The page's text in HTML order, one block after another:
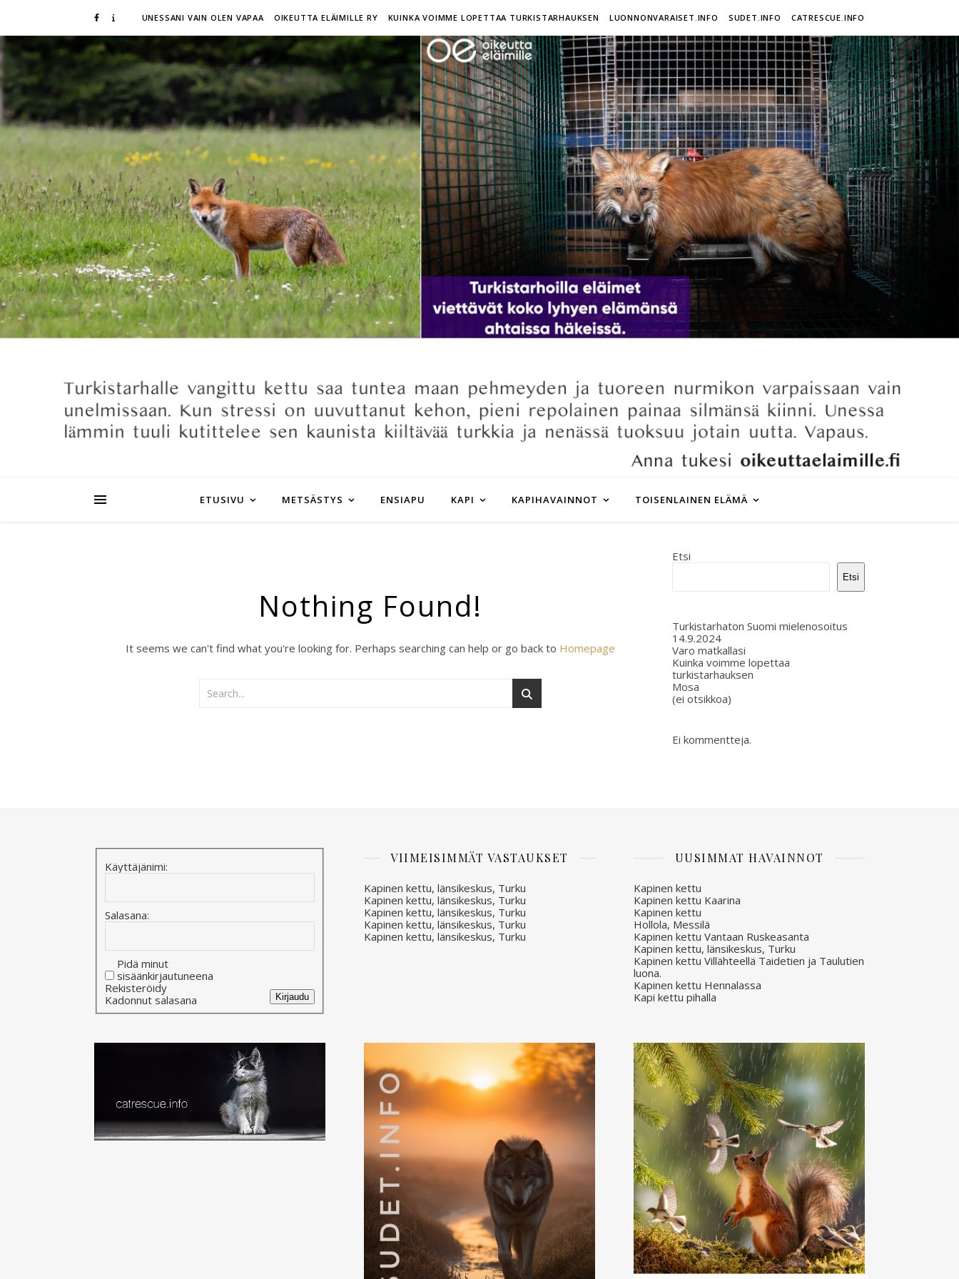
UNESSANI VAIN OLEN VAPAA OIKEUTTA ELÄIMILLE RY KUINKA VOIMME LOPETTAA TURKISTARHAUKSEN LUONNONVARAISET.INFO SUDET.INFO CATRESCUE.INFO
ETUSIVU METSÄSTYS ENSIAPU KAPI KAPIHAVAINNOT TOISENLAINEN ELÄMÄ
Nothing Found!
It seems we can't find what you're looking for. Perhaps searching can help or go back to Homepage
Etsi
Etsi
Turkistarhaton Suomi mielenosoitus
14.9.2024
Varo matkallasi
Kuinka voimme lopettaa
turkistarhauksen
Mosa
(ei otsikkoa)
Ei kommentteja.
Käyttäjänimi:
Salasana:
Pidä minut
sisäänkirjautuneena
Alternative:
Kirjaudu
Rekisteröidy
Kadonnut salasana
VIIMEISIMMÄT VASTAUKSET
Kapinen kettu, länsikeskus, Turku
Kapinen kettu, länsikeskus, Turku
Kapinen kettu, länsikeskus, Turku
Kapinen kettu, länsikeskus, Turku
Kapinen kettu, länsikeskus, Turku
UUSIMMAT HAVAINNOT
Kapinen kettu
Kapinen kettu Kaarina
Kapinen kettu
Hollola, Messilä
Kapinen kettu Vantaan Ruskeasanta
Kapinen kettu, länsikeskus, Turku
Kapinen kettu Villähteellä Taidetien ja Taulutien
luona.
Kapinen kettu Hennalassa
Kapi kettu pihalla